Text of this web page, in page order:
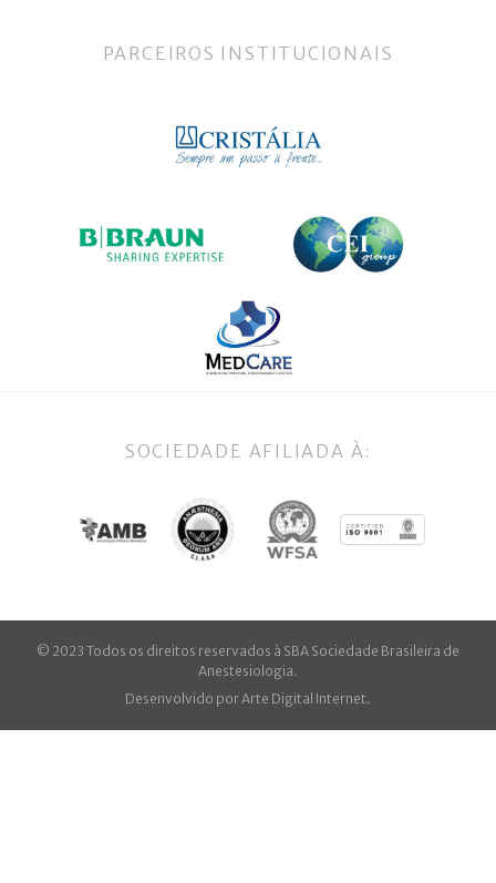
PARCEIROS INSTITUCIONAIS
SOCIEDADE AFILIADA À:
© 2023 Todos os direitos reservados à SBA Sociedade Brasileira de
Anestesiologia.
Desenvolvido por Arte Digital Internet.